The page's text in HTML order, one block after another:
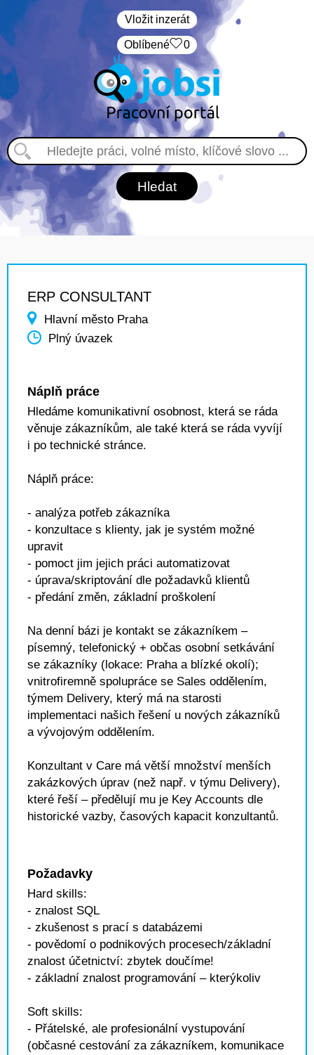
Vložit inzerát
Oblíbené 0
ERP CONSULTANT
Hlavní město Praha
Plný úvazek
Náplň práce
Hledáme komunikativní osobnost, která se ráda
věnuje zákazníkům, ale také která se ráda vyvíjí
i po technické stránce.
Náplň práce:
- analýza potřeb zákazníka
- konzultace s klienty, jak je systém možné
upravit
- pomoct jim jejich práci automatizovat
- úprava/skriptování dle požadavků klientů
- předání změn, základní proškolení
Na denní bázi je kontakt se zákazníkem –
písemný, telefonický + občas osobní setkávání
se zákazníky (lokace: Praha a blízké okolí);
vnitrofiremně spolupráce se Sales oddělením,
týmem Delivery, který má na starosti
implementaci našich řešení u nových zákazníků
a vývojovým oddělením.
Konzultant v Care má větší množství menších
zakázkových úprav (než např. v týmu Delivery),
které řeší – předělují mu je Key Accounts dle
historické vazby, časových kapacit konzultantů.
Požadavky
Hard skills:
- znalost SQL
- zkušenost s prací s databázemi
- povědomí o podnikových procesech/základní
znalost účetnictví: zbytek doučíme!
- základní znalost programování – kterýkoliv
Soft skills:
- Přátelské, ale profesionální vystupování
(občasné cestování za zákazníkem, komunikace